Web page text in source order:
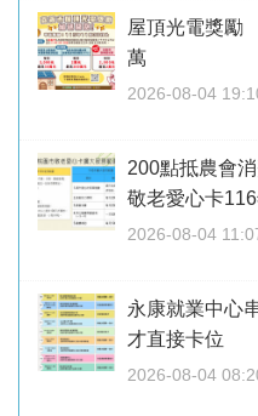
屋頂光電獎勵
萬
2026-08-04
200點抵農會
敬老愛心卡
2026-08-04
永康就業中心
才直接卡位
2026-08-04